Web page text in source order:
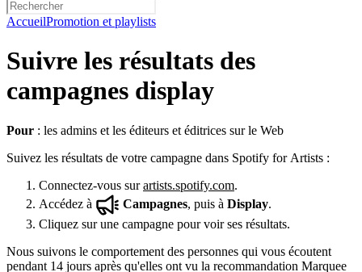
AccueilPromotion et playlists
Suivre les résultats des
campagnes display
Pour : les admins et les éditeurs et éditrices sur le Web
Suivez les résultats de votre campagne dans Spotify for Artists :
Connectez-vous surartists.spotify.com.
Accédez à
Campagnes, puis à Display.
Cliquez sur une campagne pour voir ses résultats.
Nous suivons le comportement des personnes qui vous écoutent
pendant 14 jours après qu'elles ont vu la recommandation Marquee